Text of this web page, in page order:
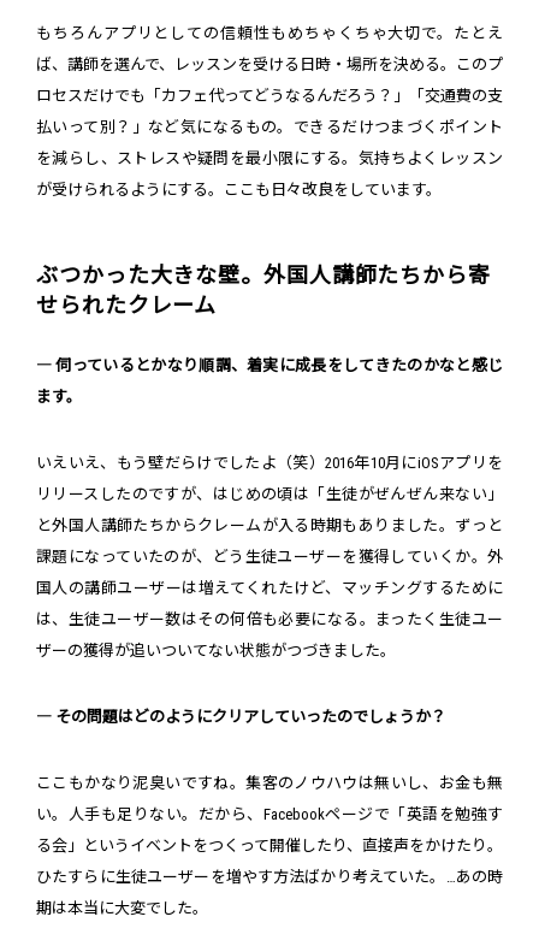
もちろんアプリとしての信頼性もめちゃくちゃ大切で。たとえ
ば、講師を選んで、レッスンを受ける日時・場所を決める。このプ
ロセスだけでも「カフェ代ってどうなるんだろう？」「交通費の支
払いって別？」など気になるもの。できるだけつまづくポイント
を減らし、ストレスや疑問を最小限にする。気持ちよくレッスン
が受けられるようにする。ここも日々改良をしています。
ぶつかった大きな壁。外国人講師たちから寄
せられたクレーム
― 伺っているとかなり順調、着実に成長をしてきたのかなと感じ
ます。
いえいえ、もう壁だらけでしたよ（笑）2016年10月にiOSアプリを
リリースしたのですが、はじめの頃は「生徒がぜんぜん来ない」
と外国人講師たちからクレームが入る時期もありました。ずっと
課題になっていたのが、どう生徒ユーザーを獲得していくか。外
国人の講師ユーザーは増えてくれたけど、マッチングするために
は、生徒ユーザー数はその何倍も必要になる。まったく生徒ユー
ザーの獲得が追いついてない状態がつづきました。
― その問題はどのようにクリアしていったのでしょうか？
ここもかなり泥臭いですね。集客のノウハウは無いし、お金も無
い。人手も足りない。だから、Facebookページで「英語を勉強す
る会」というイベントをつくって開催したり、直接声をかけたり。
ひたすらに生徒ユーザーを増やす方法ばかり考えていた。…あの時
期は本当に大変でした。